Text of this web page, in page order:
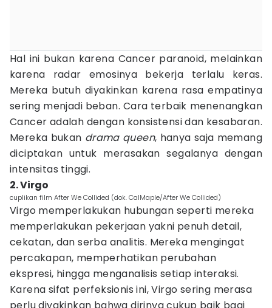
Hal ini bukan karena Cancer paranoid, melainkan
karena radar emosinya bekerja terlalu keras.
Mereka butuh diyakinkan karena rasa empatinya
sering menjadi beban. Cara terbaik menenangkan
Cancer adalah dengan konsistensi dan kesabaran.
Mereka bukan drama queen, hanya saja memang
diciptakan untuk merasakan segalanya dengan
intensitas tinggi.
2. Virgo
cuplikan film After We Collided (dok. CalMaple/After We Collided)
Virgo memperlakukan hubungan seperti mereka
memperlakukan pekerjaan yakni penuh detail,
cekatan, dan serba analitis. Mereka mengingat
percakapan, memperhatikan perubahan
ekspresi, hingga menganalisis setiap interaksi.
Karena sifat perfeksionis ini, Virgo sering merasa